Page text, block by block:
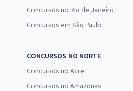
Concursos no Rio de Janeiro
Concursos em São Paulo
CONCURSOS NO NORTE
Concursos no Acre
Concursos no Amazonas